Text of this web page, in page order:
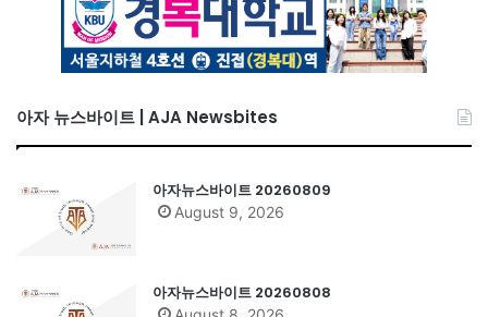
아자 뉴스바이트 | AJA Newsbites
아자뉴스바이트 20260809
August 9, 2026
아자뉴스바이트 20260808